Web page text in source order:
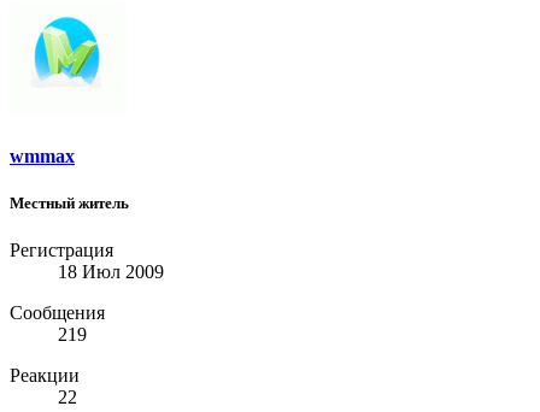
wmmax
Местный житель
Регистрация
18 Июл 2009
Сообщения
219
Реакции
22